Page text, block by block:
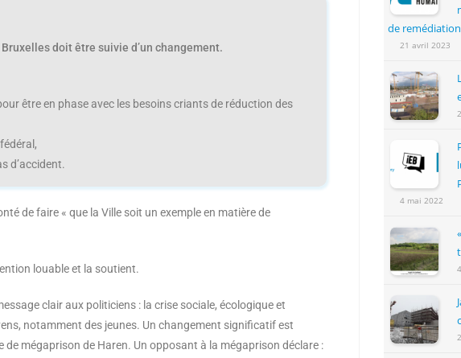
doit être suivie d’un changement.
être en phase avec les besoins criants de réduction des
d’accident.
de faire « que la Ville soit un exemple en matière de
louable et la soutient.
clair aux politiciens : la crise sociale, écologique et
notamment des jeunes. Un changement significatif est
mégaprison de Haren. Un opposant à la mégaprison déclare :
de
21 avril 2023
4 mai 2022